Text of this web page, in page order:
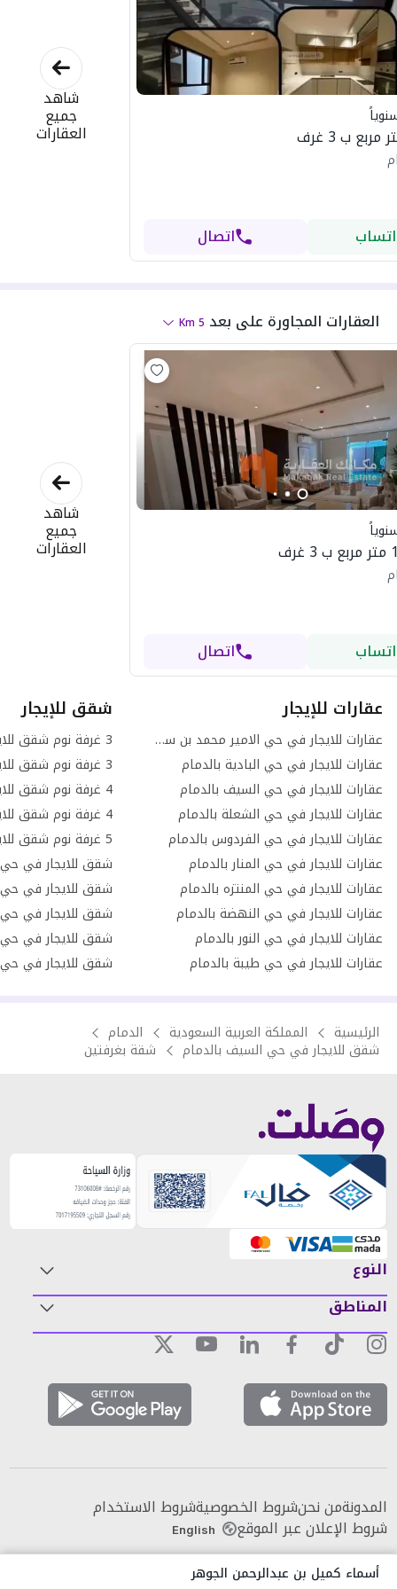
اتصال
شاهد
جميع
العقارات
العقارات المجاورة على بعد 5
Km
اتصال
شاهد
جميع
العقارات
عقارات للإيجار
عقارات للايجار في حي الامير محمد بن سعود بالدمام
عقارات للايجار في حي البادية بالدمام
عقارات للايجار في حي السيف بالدمام
عقارات للايجار في حي الشعلة بالدمام
عقارات للايجار في حي الفردوس بالدمام
عقارات للايجار في حي المنار بالدمام
عقارات للايجار في حي المنتزه بالدمام
عقارات للايجار في حي النهضة بالدمام
عقارات للايجار في حي النور بالدمام
عقارات للايجار في حي طيبة بالدمام
شقق للإيجار
شقق للايجار في
شقق للايجار في حي
شقق للايجار في حي
شقق للايجار في حي
الرئيسية المملكة العربية السعودية الدمام
شقق للايجار في حي السيف بالدمام شقة بغرفتين
النوع
المناطق
المدونةمن نحنشروط الخصوصيةشروط الاستخدام
شروط الإعلان عبر الموقع English
أسماء كميل بن عبدالرحمن الجوهر